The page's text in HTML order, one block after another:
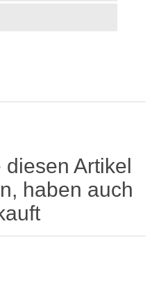
diesen Artikel
haben auch